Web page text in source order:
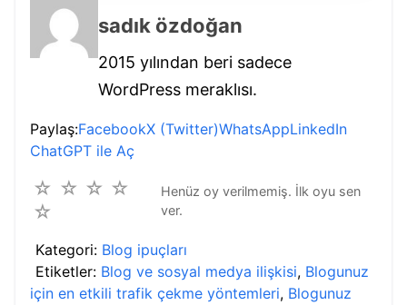
sadık özdoğan
2015 yılından beri sadece
WordPress meraklısı.
Paylaş:FacebookX (Twitter)WhatsAppLinkedIn
ChatGPT ile Aç
☆ ☆ ☆ ☆
☆
Henüz oy verilmemiş. İlk oyu sen
ver.
Kategori: Blog ipuçları
Etiketler: Blog ve sosyal medya ilişkisi, Blogunuz
için en etkili trafik çekme yöntemleri, Blogunuz